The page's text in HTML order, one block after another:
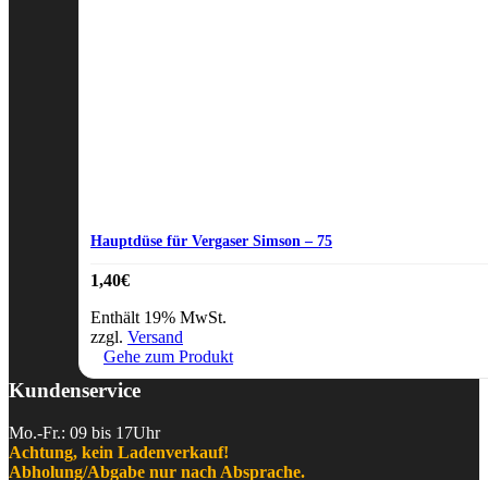
Hauptdüse für Vergaser Simson – 75
1,40€
Enthält 19% MwSt.
zzgl. Versand
Gehe zum Produkt
Kundenservice
Mo.-Fr.: 09 bis 17Uhr
Achtung, kein Ladenverkauf!
Abholung/Abgabe nur nach Absprache.